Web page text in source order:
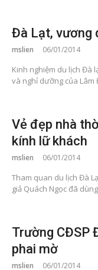
Đà Lạt, vương
mslien 06/01/2014
Kinh nghiệm du lịch Đà
và nghỉ dưỡng của
Vẻ đẹp nhà
kính lữ khách
mslien 06/01/2014
Tham quan du lịch Đà
giả Quách Ngọc đã
Trường CĐSP
phai mờ
mslien 06/01/2014